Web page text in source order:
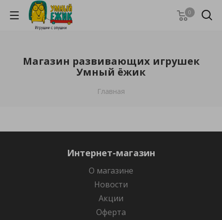
0
Магазин развивающих игрушек
Умный ёжик
Главная
Интернет-магазин
О магазине
Новости
Акции
Оферта